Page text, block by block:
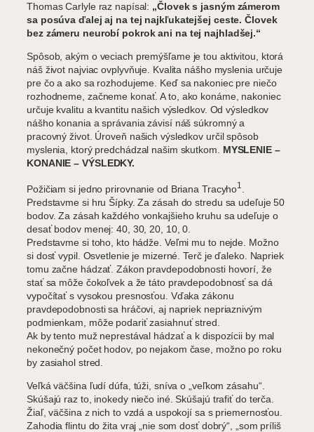
Thomas Carlyle raz napísal: „Človek s jasným zámerom
sa posúva ďalej aj na tej najkľukatejšej ceste. Človek
bez zámeru neurobí pokrok ani na tej najhladšej.“
Spôsob, akým o veciach premýšľame je tou aktivitou, ktorá
náš život najviac ovplyvňuje. Kvalita nášho myslenia určuje
pre čo a ako sa rozhodujeme. Keď sa nakoniec pre niečo
rozhodneme, začneme konať. A to, ako konáme, nakoniec
určuje kvalitu a kvantitu našich výsledkov. Od výsledkov
nášho konania a správania závisí náš súkromný a
pracovný život. Úroveň našich výsledkov určil spôsob
myslenia, ktorý predchádzal našim skutkom. MYSLENIE –
KONANIE – VÝSLEDKY.
Požičiam si jedno prirovnanie od Briana Tracyho1
Predstavme si hru Šípky. Za zásah do stredu sa udeľuje 50
bodov. Za zásah každého vonkajšieho kruhu sa udeľuje o
desať bodov menej: 40, 30, 20, 10, 0.
Predstavme si toho, kto hádže. Veľmi mu to nejde. Možno
si dosť vypil. Osvetlenie je mizerné. Terč je ďaleko. Napriek
tomu začne hádzať. Zákon pravdepodobnosti hovorí, že
stať sa môže čokoľvek a že táto pravdepodobnosť sa dá
vypočítať s vysokou presnosťou. Vďaka zákonu
pravdepodobnosti sa hráčovi, aj napriek nepriaznivým
podmienkam, môže podariť zasiahnuť stred.
Ak by tento muž neprestával hádzať a k dispozícii by mal
nekonečný počet hodov, po nejakom čase, možno po roku
by zasiahol stred.
Veľká väčšina ľudí dúfa, túži, sníva o „veľkom zásahu“.
Skúšajú raz to, inokedy niečo iné. Skúšajú trafiť do terča.
Žiaľ, väčšina z nich to vzdá a uspokojí sa s priemernosťou.
Zahodia flintu do žita vraj „nie som dosť dobrý“, „som príliš